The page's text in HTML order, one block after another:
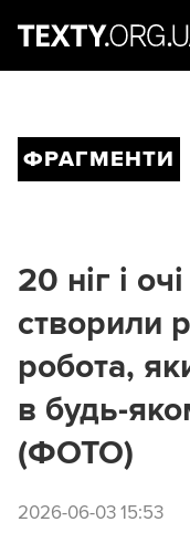
ФРАГМЕНТИ
20 ніг і
створили
робота,
в будь-
(ФОТО)
2026-06-03 15:53